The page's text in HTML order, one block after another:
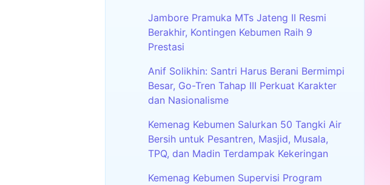
Jambore Pramuka MTs Jateng II Resmi
Berakhir, Kontingen Kebumen Raih 9
Prestasi
Anif Solikhin: Santri Harus Berani Bermimpi
Besar, Go-Tren Tahap III Perkuat Karakter
dan Nasionalisme
Kemenag Kebumen Salurkan 50 Tangki Air
Bersih untuk Pesantren, Masjid, Musala,
TPQ, dan Madin Terdampak Kekeringan
Kemenag Kebumen Supervisi Program